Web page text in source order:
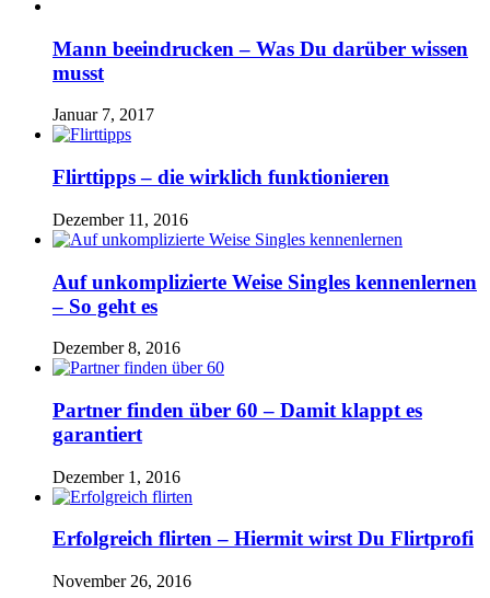
Mann beeindrucken – Was Du darüber wissen
musst
Januar 7, 2017
Flirttipps – die wirklich funktionieren
Dezember 11, 2016
Auf unkomplizierte Weise Singles kennenlernen
– So geht es
Dezember 8, 2016
Partner finden über 60 – Damit klappt es
garantiert
Dezember 1, 2016
Erfolgreich flirten – Hiermit wirst Du Flirtprofi
November 26, 2016